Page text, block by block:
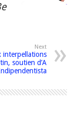
Next
interpellations
soutien d’A